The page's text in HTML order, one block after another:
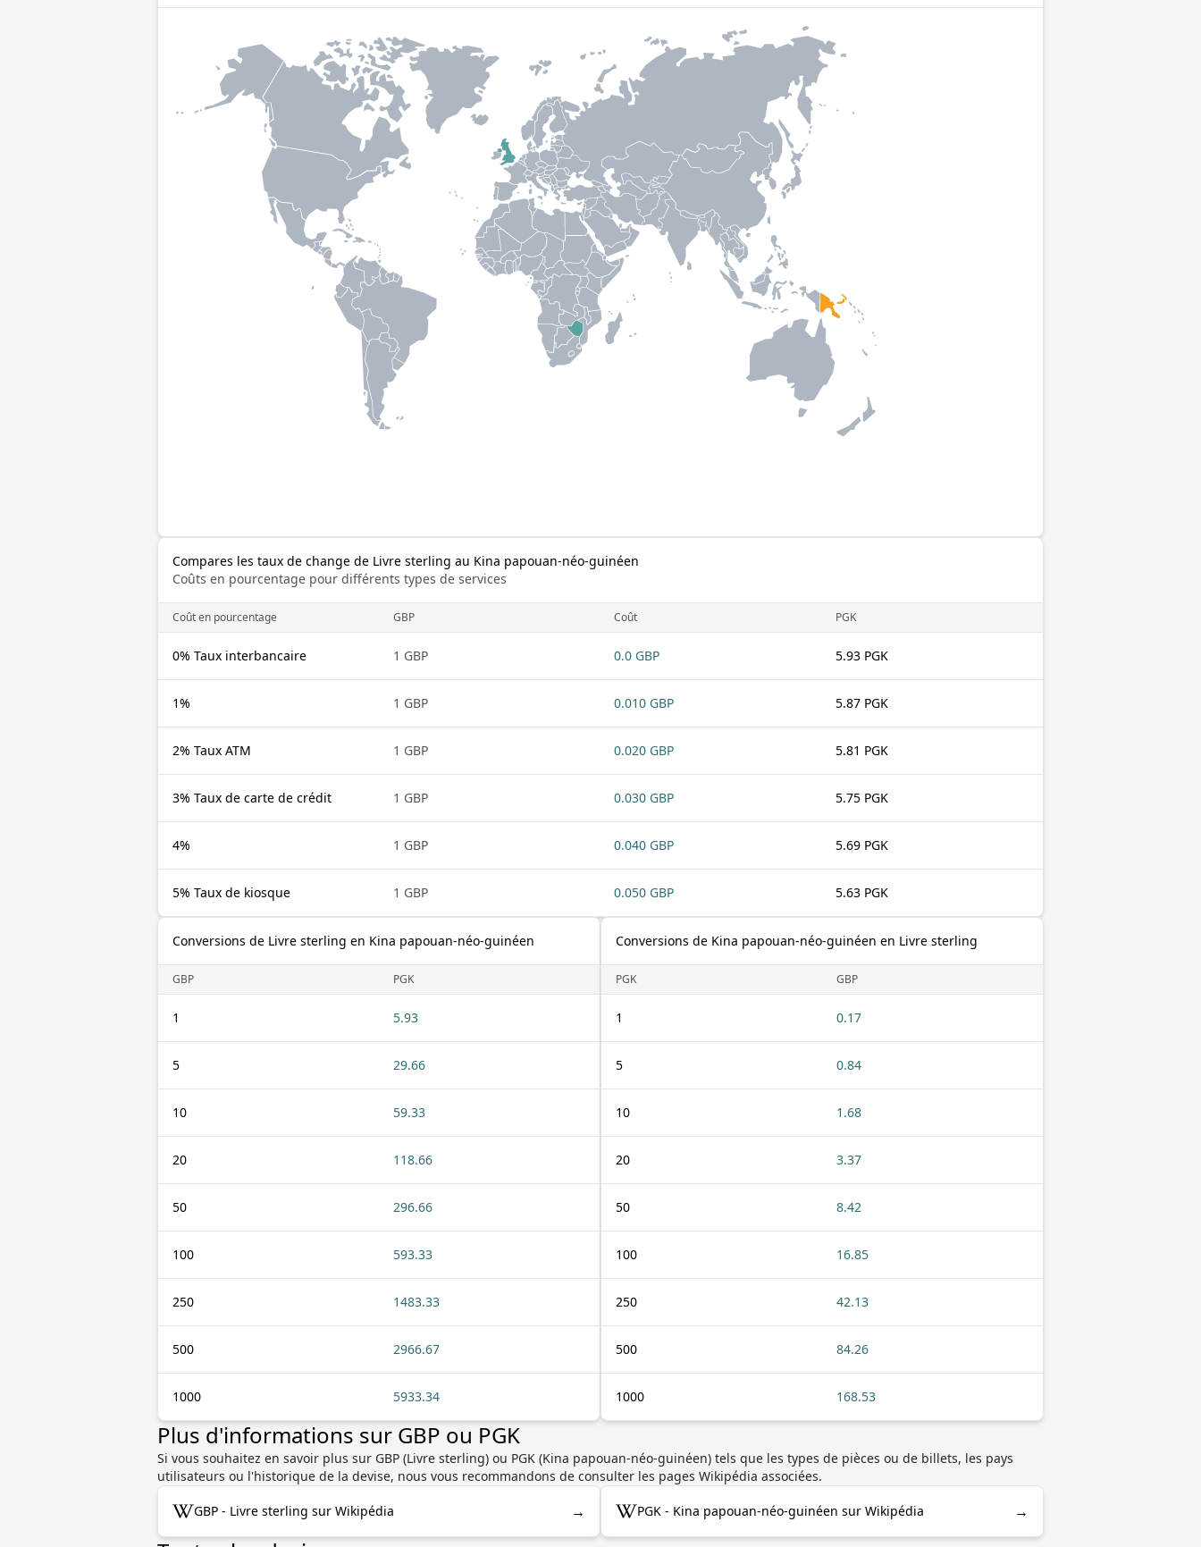
Compares les taux de change de Livre sterling au Kina papouan-néo-guinéen
Coûts en pourcentage pour différents types de services
Coût en pourcentage GBP Coût PGK
0% Taux interbancaire 1 GBP 0.0 GBP 5.93 PGK
1% 1 GBP 0.010 GBP 5.87 PGK
2% Taux ATM 1 GBP 0.020 GBP 5.81 PGK
3% Taux de carte de crédit 1 GBP 0.030 GBP 5.75 PGK
4% 1 GBP 0.040 GBP 5.69 PGK
5% Taux de kiosque 1 GBP 0.050 GBP 5.63 PGK
Conversions de Livre sterling en Kina papouan-néo-guinéen
GBP PGK
1 5.93
5 29.66
10 59.33
20 118.66
50 296.66
100 593.33
250 1483.33
500 2966.67
1000 5933.34
Conversions de Kina papouan-néo-guinéen en Livre sterling
PGK GBP
1 0.17
5 0.84
10 1.68
20 3.37
50 8.42
100 16.85
250 42.13
500 84.26
1000 168.53
Plus d'informations sur GBP ou PGK
Si vous souhaitez en savoir plus sur GBP (Livre sterling) ou PGK (Kina papouan-néo-guinéen) tels que les types de pièces ou de billets, les pays
utilisateurs ou l'historique de la devise, nous vous recommandons de consulter les pages Wikipédia associées.
GBP - Livre sterling sur Wikipédia → PGK - Kina papouan-néo-guinéen sur Wikipédia →